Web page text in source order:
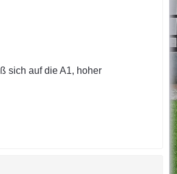
sich auf die A1, hoher